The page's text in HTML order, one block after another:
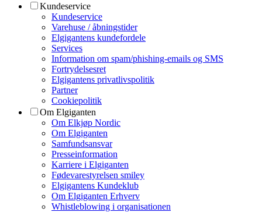
Kundeservice
Kundeservice
Varehuse / åbningstider
Elgigantens kundefordele
Services
Information om spam/phishing-emails og SMS
Fortrydelsesret
Elgigantens privatlivspolitik
Partner
Cookiepolitik
Om Elgiganten
Om Elkjøp Nordic
Om Elgiganten
Samfundsansvar
Presseinformation
Karriere i Elgiganten
Fødevarestyrelsen smiley
Elgigantens Kundeklub
Om Elgiganten Erhverv
Whistleblowing i organisationen